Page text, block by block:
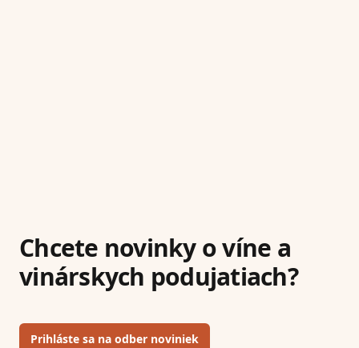
Chcete novinky o víne a
vinárskych podujatiach?
Prihláste sa na odber noviniek